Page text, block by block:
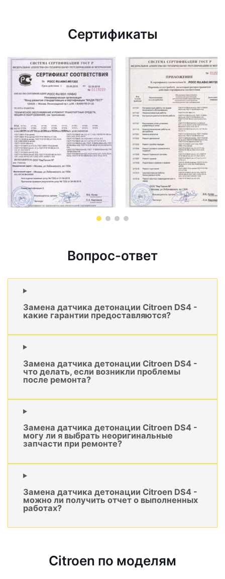
Сертификаты
Вопрос-ответ
Замена датчика детонации Citroen DS4 -
какие гарантии предоставляются?
Замена датчика детонации Citroen DS4 -
что делать, если возникли проблемы
после ремонта?
Замена датчика детонации Citroen DS4 -
могу ли я выбрать неоригинальные
запчасти при ремонте?
Замена датчика детонации Citroen DS4 -
можно ли получить отчет о выполненных
работах?
Citroen по моделям